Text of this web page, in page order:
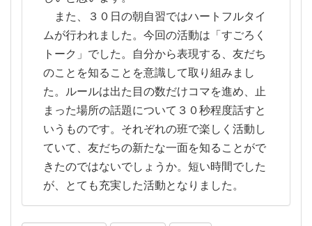
また、３０日の朝自習ではハートフルタイ
ムが行われました。今回の活動は「すごろく
トーク」でした。自分から表現する、友だち
のことを知ることを意識して取り組みまし
た。ルールは出た目の数だけコマを進め、止
まった場所の話題について３０秒程度話すと
いうものです。それぞれの班で楽しく活動し
ていて、友だちの新たな一面を知ることがで
きたのではないでしょうか。短い時間でした
が、とても充実した活動となりました。